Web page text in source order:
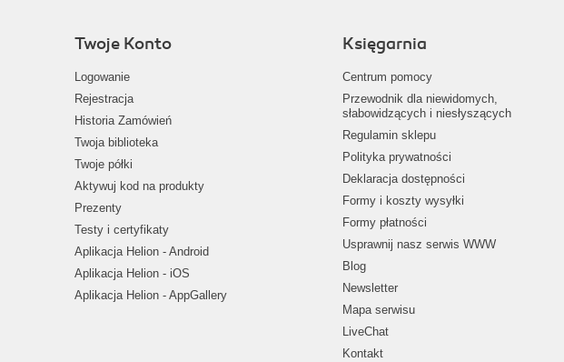
Twoje Konto
Logowanie
Rejestracja
Historia Zamówień
Twoja biblioteka
Twoje półki
Aktywuj kod na produkty
Prezenty
Testy i certyfikaty
Aplikacja Helion - Android
Aplikacja Helion - iOS
Aplikacja Helion - AppGallery
Księgarnia
Centrum pomocy
Przewodnik dla niewidomych,
słabowidzących i niesłyszących
Regulamin sklepu
Polityka prywatności
Deklaracja dostępności
Formy i koszty wysyłki
Formy płatności
Usprawnij nasz serwis WWW
Blog
Newsletter
Mapa serwisu
LiveChat
Kontakt